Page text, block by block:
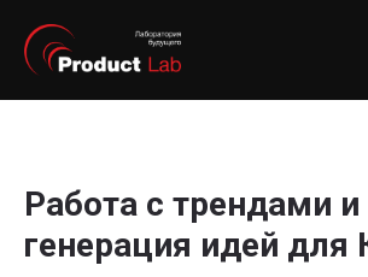
Работа с трендами и
генерация идей для